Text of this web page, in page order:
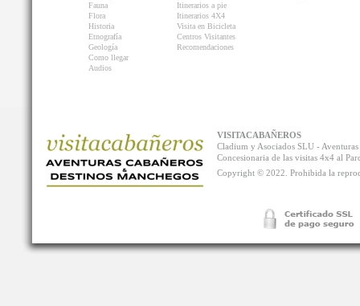
Fauna
Flora
Historia
Etnografía
Geología
Como llegar
Audios
Itinerarios a pie
Itinerarios 4X4
Visita en Bicicleta
Centros Visitantes
Recomendaciones
VISITACABAÑEROS
Cladium y Asociados SLU -
Concesionaria de las visitas 4x4 al
Copyright © 2022. Prohibida la